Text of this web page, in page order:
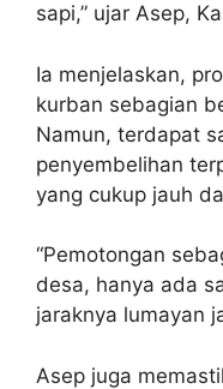
sapi,” ujar Asep,
Ia menjelaskan,
kurban sebagian
Namun, terdapat
penyembelihan
yang cukup jauh
“Pemotongan
desa, hanya ada
jaraknya lumayan
Asep juga